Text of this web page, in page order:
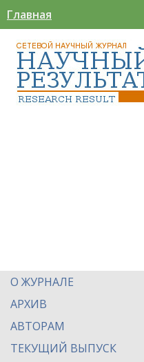
Главная
О ЖУРНАЛЕ
АРХИВ
АВТОРАМ
ТЕКУЩИЙ ВЫПУСК